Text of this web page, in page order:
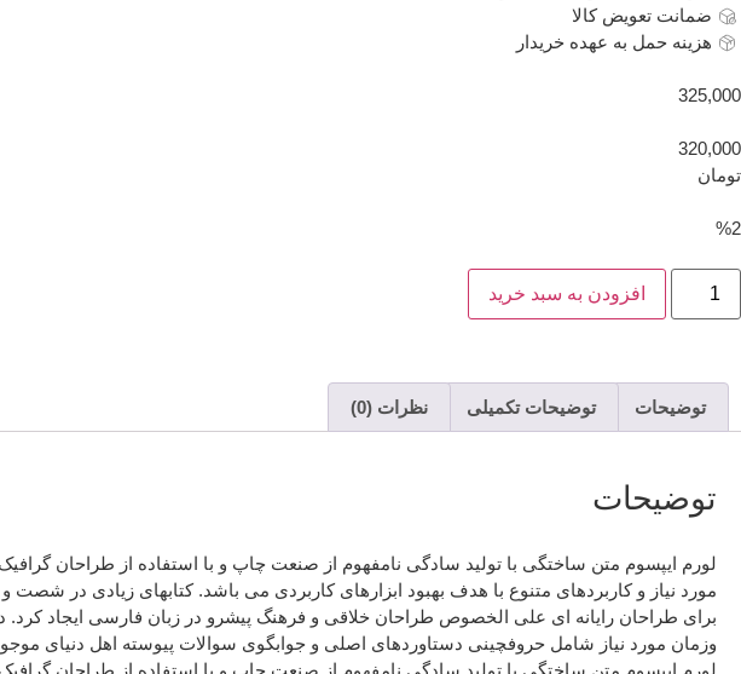
ضمانت تعویض کالا
هزینه حمل به عهده خریدار
325,000
320,000
تومان
%2
افزودن به سبد خرید
توضیحات توضیحات تکمیلی نظرات (0)
توضیحات
لورم ایپسوم متن ساختگی با تولید سادگی نامفهوم از صنعت چاپ و با استفاده از طراحان
مورد نیاز و کاربردهای متنوع با هدف بهبود ابزارهای کاربردی می باشد. کتابهای زیادی در
برای طراحان رایانه ای علی الخصوص طراحان خلاقی و فرهنگ پیشرو در زبان فارسی ایجاد
وزمان مورد نیاز شامل حروفچینی دستاوردهای اصلی و جوابگوی سوالات پیوسته اهل دنیای
لورم ایپسوم متن ساختگی با تولید سادگی نامفهوم از صنعت چاپ و با استفاده از طراحان